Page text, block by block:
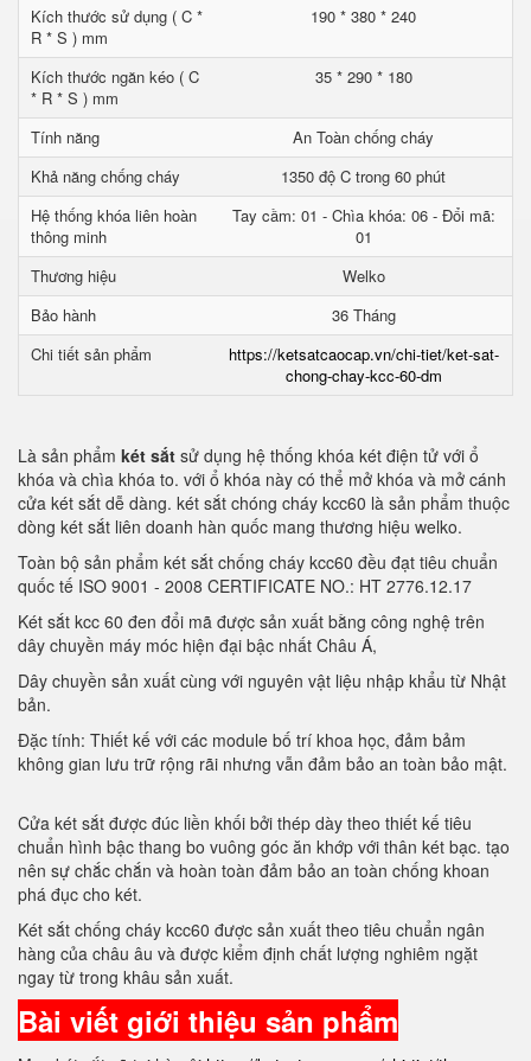
Kích thước sử dụng ( C *
R * S ) mm
190 * 380 * 240
Kích thước ngăn kéo ( C
* R * S ) mm
35 * 290 * 180
Tính năng
An Toàn chống cháy
Khả năng chống cháy
1350 độ C trong 60 phút
Hệ thống khóa liên hoàn
thông minh
Tay cầm: 01 - Chìa khóa: 06 - Đổi mã:
01
Thương hiệu
Welko
Bảo hành
36 Tháng
Chi tiết sản phẩm
https://ketsatcaocap.vn/chi-tiet/ket-sat-
chong-chay-kcc-60-dm
Là sản phẩm két sắt sử dụng hệ thống khóa két điện tử với ổ
khóa và chìa khóa to. với ổ khóa này có thể mở khóa và mở cánh
cửa két sắt dễ dàng. két sắt chóng cháy kcc60 là sản phẩm thuộc
dòng két sắt liên doanh hàn quốc mang thương hiệu welko.
Toàn bộ sản phẩm két sắt chống cháy kcc60 đều đạt tiêu chuẩn
quốc tế ISO 9001 - 2008 CERTIFICATE NO.: HT 2776.12.17
Két sắt kcc 60 đen đổi mã được sản xuất bằng công nghệ trên
dây chuyền máy móc hiện đại bậc nhất Châu Á,
Dây chuyền sản xuất cùng với nguyên vật liệu nhập khẩu từ Nhật
bản.
Đặc tính: Thiết kế với các module bố trí khoa học, đảm bảm
không gian lưu trữ rộng rãi nhưng vẫn đảm bảo an toàn bảo mật.
Cửa két sắt được đúc liền khối bởi thép dày theo thiết kế tiêu
chuẩn hình bậc thang bo vuông góc ăn khớp với thân két bạc. tạo
nên sự chắc chắn và hoàn toàn đảm bảo an toàn chống khoan
phá đục cho két.
Két sắt chống cháy kcc60 được sản xuất theo tiêu chuẩn ngân
hàng của châu âu và được kiểm định chất lượng nghiêm ngặt
ngay từ trong khâu sản xuất.
Bài viết giới thiệu sản phẩm